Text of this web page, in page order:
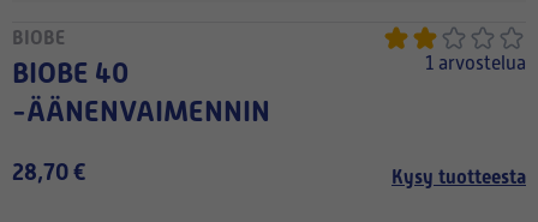
BIOBE
BIOBE 40
-ÄÄNENVAIMENNIN
1 arvostelua
28,70 € Kysy tuotteesta